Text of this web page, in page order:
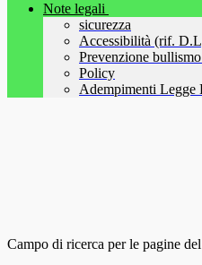
Note legali
sicurezza
Accessibilità (rif.
Prevenzione
Policy
Adempimenti Legge
Campo di ricerca per le pagine